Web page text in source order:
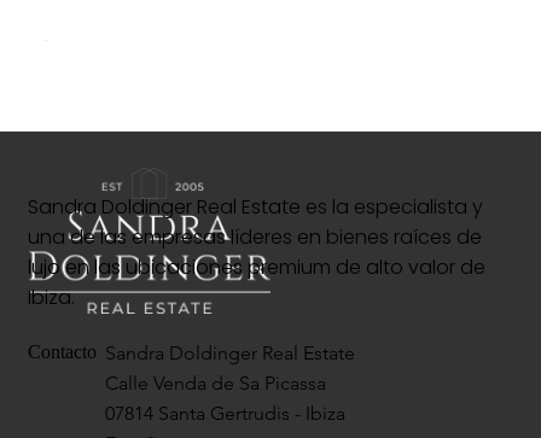
Sandra Doldinger Real Estate es la especialista y
una de las empresas líderes en bienes raíces de
lujo en las ubicaciones premium de alto valor de
Ibiza.
Contacto Sandra Doldinger Real Estate
Calle Venda de Sa Picassa
07814 Santa Gertrudis - Ibiza